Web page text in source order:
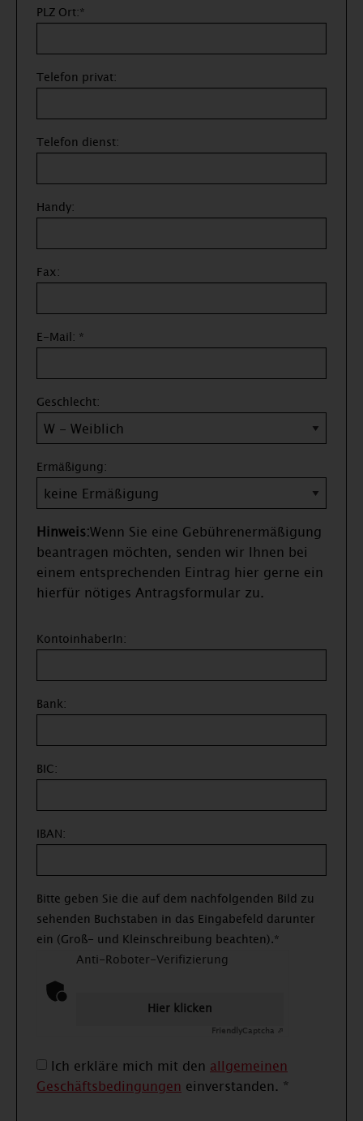
PLZ Ort:*
Telefon privat:
Telefon dienst:
Handy:
Fax:
E-Mail: *
Geschlecht:
Ermäßigung:
Hinweis:Wenn Sie eine Gebührenermäßigung
beantragen möchten, senden wir Ihnen bei
einem entsprechenden Eintrag hier gerne ein
hierfür nötiges Antragsformular zu.
KontoinhaberIn:
Bank:
BIC:
IBAN:
Bitte geben Sie die auf dem nachfolgenden Bild zu
sehenden Buchstaben in das Eingabefeld darunter
ein (Groß- und Kleinschreibung beachten).*
Anti-Roboter-Verifizierung
Hier klicken
FriendlyCaptcha ⇗
Ich erkläre mich mit den allgemeinen
Geschäftsbedingungen einverstanden. *